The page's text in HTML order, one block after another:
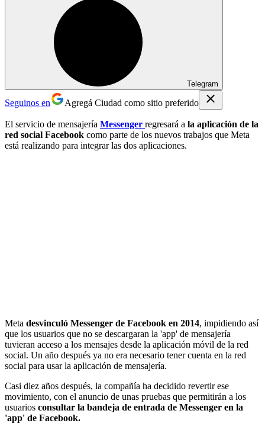
Telegram
Seguinos en Agregá Ciudad como sitio preferido
El servicio de mensajería Messenger regresará a la aplicación de la
red social Facebook como parte de los nuevos trabajos que Meta
está realizando para integrar las dos aplicaciones.
Meta desvinculó Messenger de Facebook en 2014, impidiendo así
que los usuarios que no se descargaran la 'app' de mensajería
tuvieran acceso a los mensajes desde la aplicación móvil de la red
social. Un año después ya no era necesario tener cuenta en la red
social para usar la aplicación de mensajería.
Casi diez años después, la compañía ha decidido revertir ese
movimiento, con el anuncio de unas pruebas que permitirán a los
usuarios consultar la bandeja de entrada de Messenger en la
'app' de Facebook.